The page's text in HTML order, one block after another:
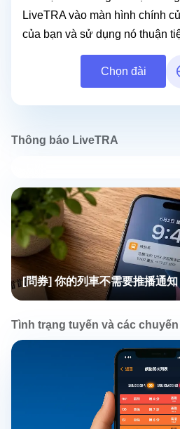
LiveTRA vào màn hình chính
của bạn và sử dụng nó thuận
Chọn đài
Thông báo LiveTRA
[問券] 你的列車不需要推播通知
Tình trạng tuyến và các